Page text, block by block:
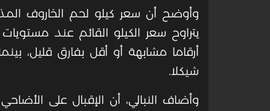
يتراوح سعر الكيلو القائم عند
شيكلا.
وأضاف النبالي، أن الإقبال على